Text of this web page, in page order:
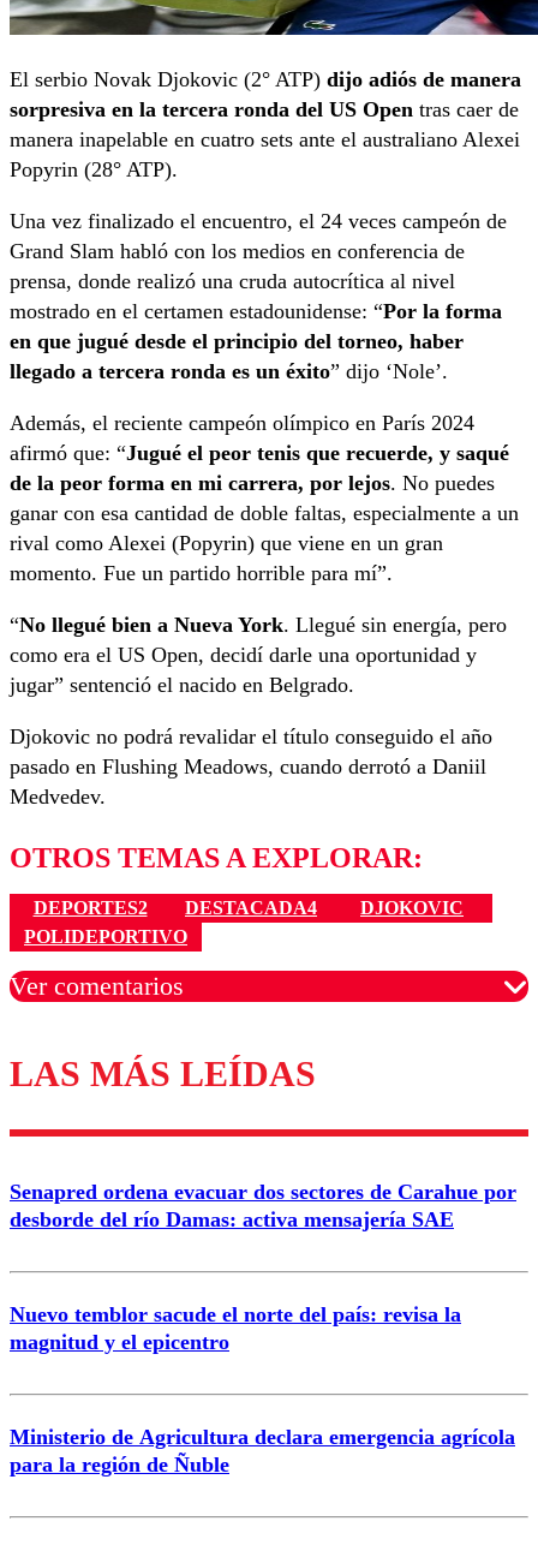
El serbio Novak Djokovic (2° ATP) dijo adiós de manera
sorpresiva en la tercera ronda del US Open tras caer de
manera inapelable en cuatro sets ante el australiano Alexei
Popyrin (28° ATP).
Una vez finalizado el encuentro, el 24 veces campeón de
Grand Slam habló con los medios en conferencia de
prensa, donde realizó una cruda autocrítica al nivel
mostrado en el certamen estadounidense: “Por la forma
en que jugué desde el principio del torneo, haber
llegado a tercera ronda es un éxito” dijo ‘Nole’.
Además, el reciente campeón olímpico en París 2024
afirmó que: “Jugué el peor tenis que recuerde, y saqué
de la peor forma en mi carrera, por lejos. No puedes
ganar con esa cantidad de doble faltas, especialmente a un
rival como Alexei (Popyrin) que viene en un gran
momento. Fue un partido horrible para mí”.
“No llegué bien a Nueva York. Llegué sin energía, pero
como era el US Open, decidí darle una oportunidad y
jugar” sentenció el nacido en Belgrado.
Djokovic no podrá revalidar el título conseguido el año
pasado en Flushing Meadows, cuando derrotó a Daniil
Medvedev.
OTROS TEMAS A EXPLORAR:
DEPORTES2 DESTACADA4
DJOKOVIC
POLIDEPORTIVO
Ver comentarios
Los comentarios son moderados para garantizar un
diálogo respetuoso.
Correo
LAS MÁS LEÍDAS
Senapred ordena evacuar dos sectores de Carahue por
desborde del río Damas: activa mensajería SAE
Nuevo temblor sacude el norte del país: revisa la
magnitud y el epicentro
Ministerio de Agricultura declara emergencia agrícola
para la región de Ñuble